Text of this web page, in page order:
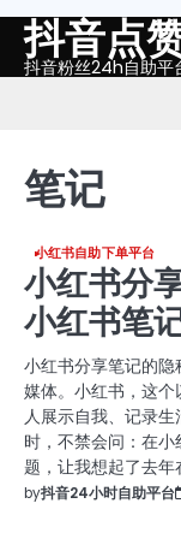
Skip抖音点
抖音粉丝24h自助平
笔记
小红书自助下单平台
小红书分
小红书笔
小红书分享笔记的
媒体。小红书，这
人展示自我、记录
时，不禁会问：在
题，让我想起了去
by抖音24小时自助平台